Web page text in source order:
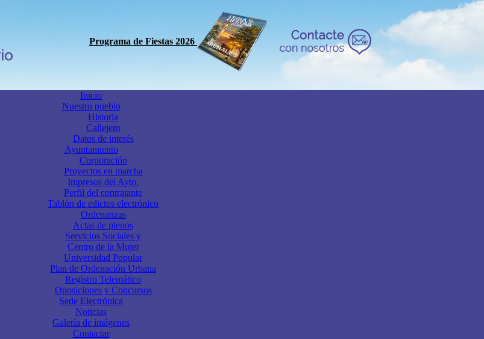
Programa de Fiestas 2026
Inicio
Nuestro pueblo
Historia
Callejero
Datos de interés
Ayuntamiento
Corporación
Proyectos en marcha
Impresos del Ayto.
Perfil del contratante
Tablón de edictos electrónico
Ordenanzas
Actas de plenos
Servicios Sociales y
Centro de la Mujer
Universidad Popular
Plan de Ordenación Urbana
Registro Telemático
Oposiciones y Concursos
Sede Electrónica
Noticias
Galería de imágenes
Contactar